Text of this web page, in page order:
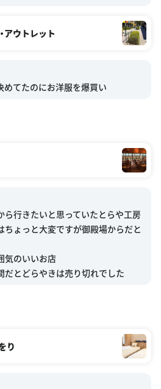
アウトレット
ら行きたいと思っていたとらや工房
ちょっと大変ですが御殿場からだと
気のいいお店
り